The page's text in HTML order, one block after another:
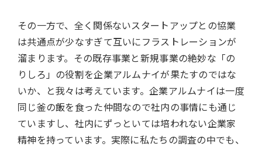
その一方で、全く関係ないスタートアップとの協業
は共通点が少なすぎて互いにフラストレーションが
溜まります。その既存事業と新規事業の絶妙な「の
りしろ」の役割を企業アルムナイが果たすのではな
いか、と我々は考えています。企業アルムナイは一度
同じ釜の飯を食った仲間なので社内の事情にも通じ
ていますし、社内にずっといては培われない企業家
精神を持っています。実際に私たちの調査の中でも、